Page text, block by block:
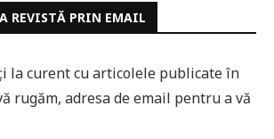
REVISTĂ PRIN EMAIL
la curent cu articolele publicate în
rugăm, adresa de email pentru a vă